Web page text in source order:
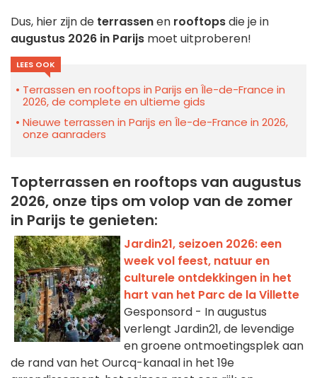
Dus, hier zijn de terrassenen rooftopsdie je in
augustus 2026 in Parijs moet uitproberen!
LEES OOK
Terrassen en rooftops in Parijs en Île-de-France in
2026, de complete en ultieme gids
Nieuwe terrassen in Parijs en Île-de-France in 2026,
onze aanraders
Topterrassen en rooftops van augustus
2026, onze tips om volop van de zomer
in Parijs te genieten:
Jardin21, seizoen 2026: een
week vol feest, natuur en
culturele ontdekkingen in het
hart van het Parc de la Villette
Gesponsord - In augustus
verlengt Jardin21, de levendige
en groene ontmoetingsplek aan
de rand van het Ourcq-kanaal in het 19e